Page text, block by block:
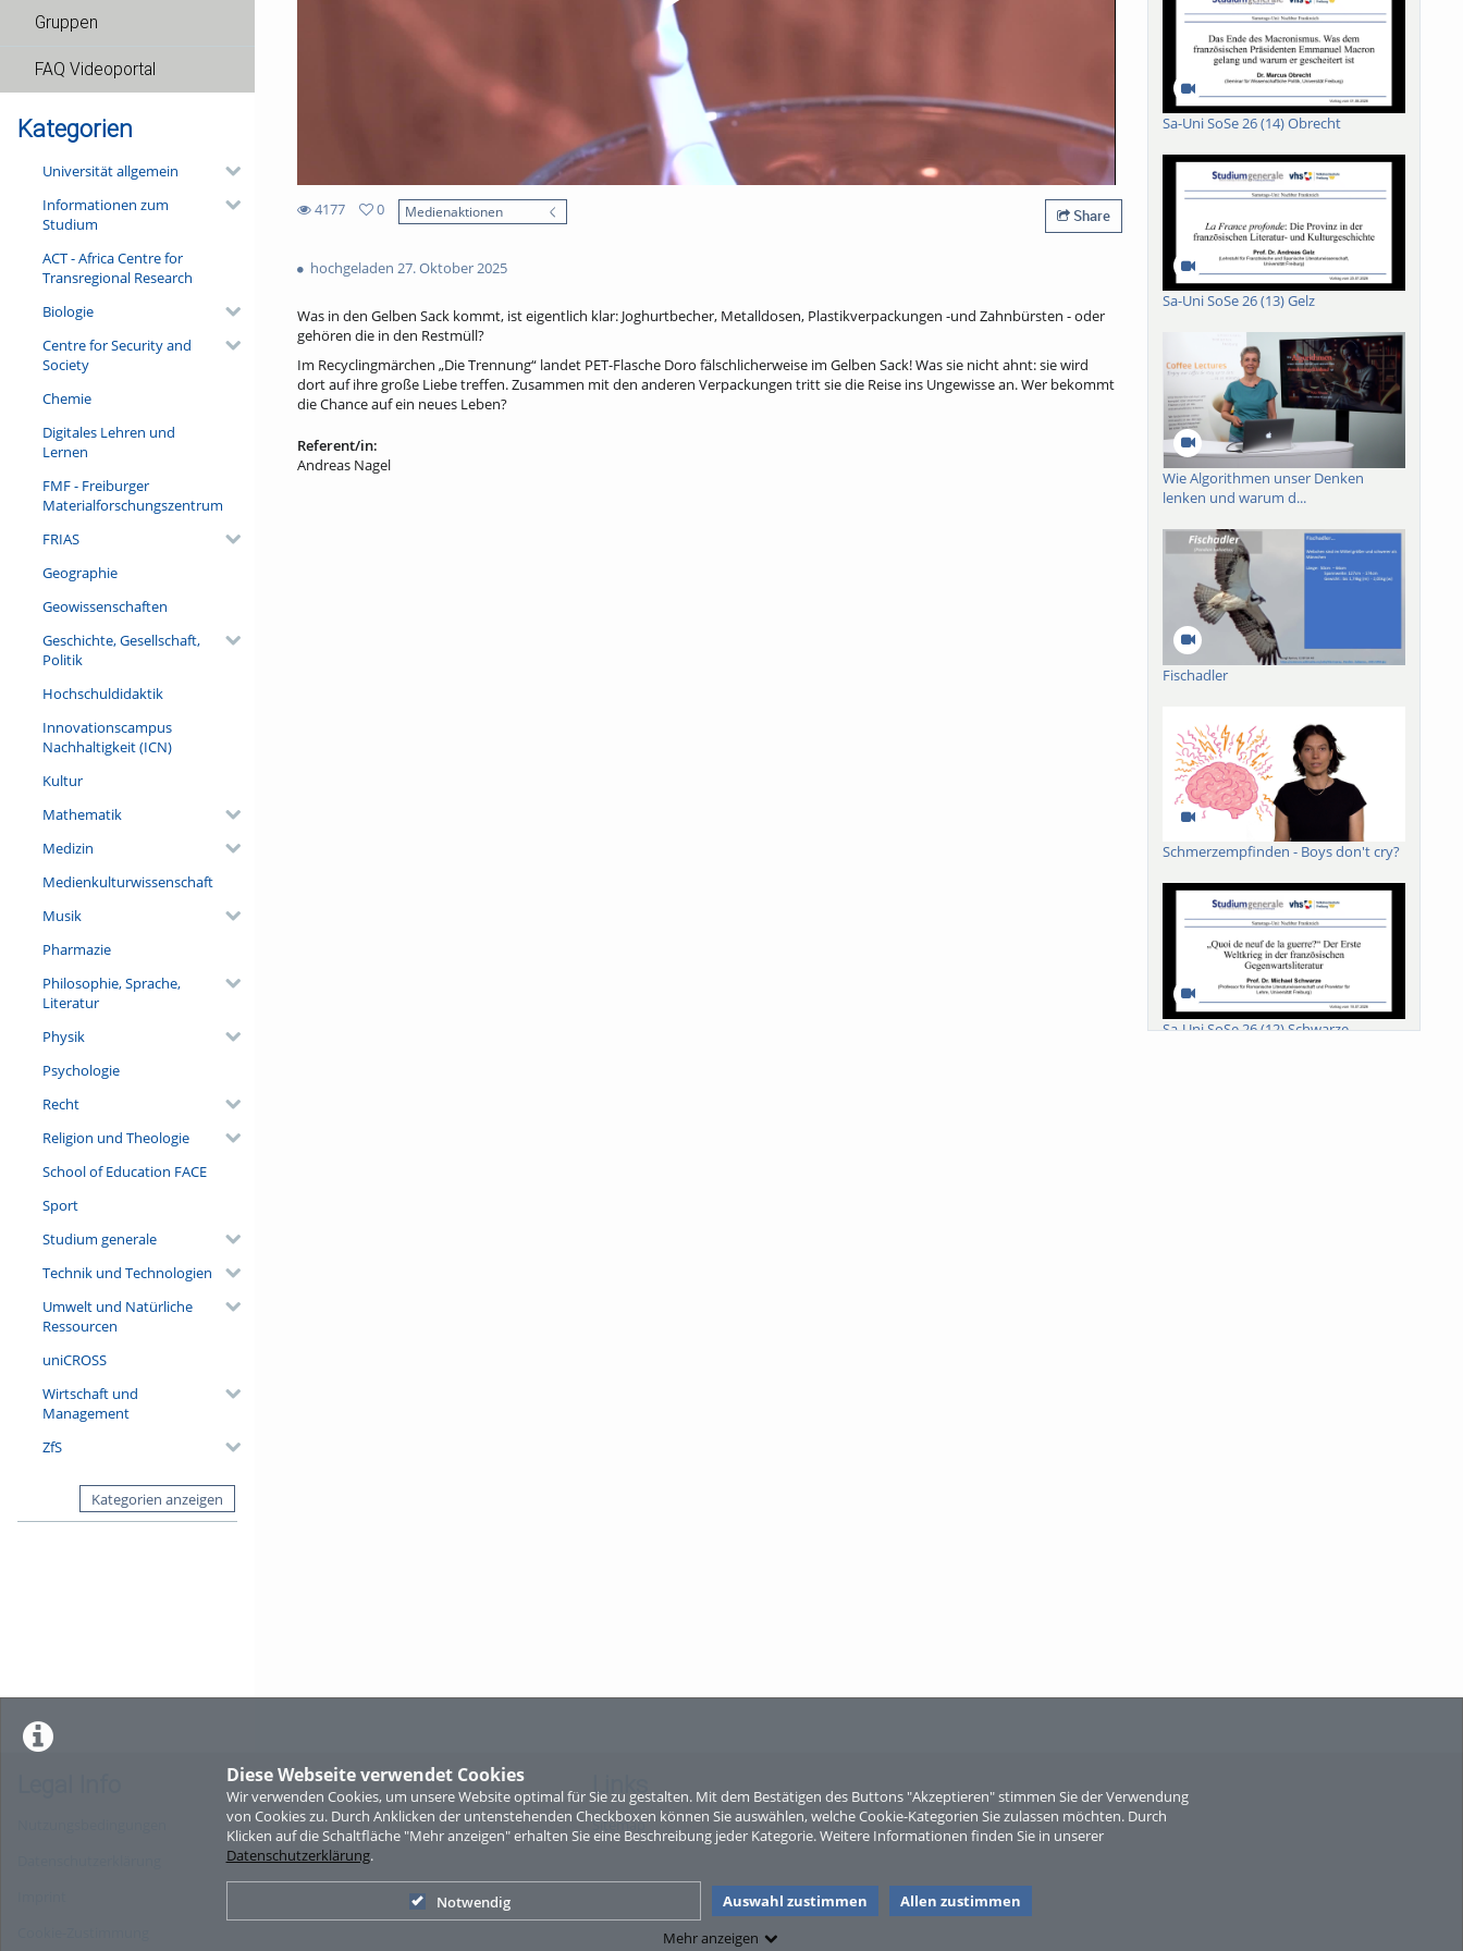
Diese Webseite verwendet Cookies
Wir verwenden Cookies, um unsere Website optimal für Sie zu gestalten. Mit dem Bestätigen des Buttons "Akzeptieren" stimmen Sie der Verwendung
von Cookies zu. Durch Anklicken der untenstehenden Checkboxen können Sie auswählen, welche Cookie-Kategorien Sie zulassen möchten. Durch
Klicken auf die Schaltfläche "Mehr anzeigen" erhalten Sie eine Beschreibung jeder Kategorie. Weitere Informationen finden Sie in unserer
Datenschutzerklärung.
Notwendig Auswahl zustimmen
Allen zustimmen
Mehr anzeigen
Gruppen
FAQ Videoportal
Kategorien
Universität allgemein
Informationen zum
Studium
ACT - Africa Centre for
Transregional Research
Biologie
Centre for Security and
Society
Chemie
Digitales Lehren und
Lernen
FMF - Freiburger
Materialforschungszentrum
FRIAS
Geographie
Geowissenschaften
Geschichte, Gesellschaft,
Politik
Hochschuldidaktik
Innovationscampus
Nachhaltigkeit (ICN)
Kultur
Mathematik
Medizin
Medienkulturwissenschaft
Musik
Pharmazie
Philosophie, Sprache,
Literatur
Physik
Psychologie
Recht
Religion und Theologie
School of Education FACE
Sport
Studium generale
Technik und Technologien
Umwelt und Natürliche
Ressourcen
uniCROSS
Wirtschaft und
Management
ZfS
Kategorien anzeigen
4177
views
0
Medienaktionen Share
hochgeladen 27. Oktober 2025
Was in den Gelben Sack kommt, ist eigentlich klar: Joghurtbecher, Metalldosen, Plastikverpackungen -und Zahnbürsten - oder
gehören die in den Restmüll?
Im Recyclingmärchen „Die Trennung“ landet PET-Flasche Doro fälschlicherweise im Gelben Sack! Was sie nicht ahnt: sie wird
dort auf ihre große Liebe treffen. Zusammen mit den anderen Verpackungen tritt sie die Reise ins Ungewisse an. Wer bekommt
die Chance auf ein neues Leben?
Referent/in:
Andreas Nagel
Sa-Uni SoSe 26 (14) Obrecht
Sa-Uni SoSe 26 (13) Gelz
Wie Algorithmen unser Denken
lenken und warum d...
Fischadler
Schmerzempfinden - Boys don't cry?
Sa-Uni SoSe 26 (12) Schwarze
Sperber
Links
Sitemap